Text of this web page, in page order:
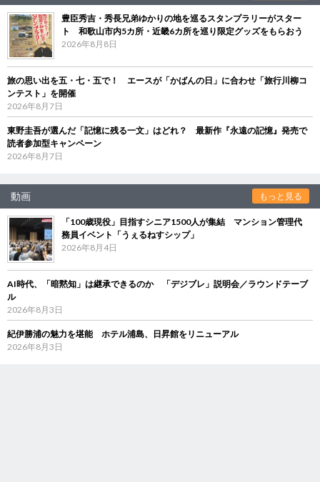
豊臣秀吉・秀長兄弟ゆかりの地を巡るスタンプラリーがスター
ト 和歌山市内5カ所・近畿6カ所を巡り限定グッズをもらおう
2026年8月8日
旅の思い出を五・七・五で！ エースが「かばんの日」に合わせ「旅行川柳コ
ンテスト」を開催
2026年8月7日
東野圭吾が選んだ「記憶に残る一文」はどれ？ 最新作『永遠の記憶』発売で
読者参加型キャンペーン
2026年8月7日
動画 もっと見る
「100歳現役」目指すシニア1500人が集結 マンション管理代
務員イベント「うぇるねすシップ」
2026年8月4日
AI時代、「暗黙知」は継承できるのか 「デジブレ」説明会／ラウンドテーブ
ル
2026年8月3日
紀伊勝浦の魅力を堪能 ホテル浦島、日昇館をリニューアル
2026年8月3日